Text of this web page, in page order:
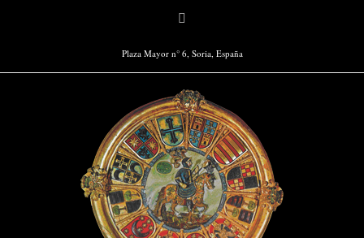
Plaza Mayor n° 6, Soria, España